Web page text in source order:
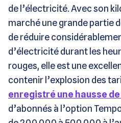
de l’électricité. Avec son
marché une grande partie
de réduire
d’électricité durant les
rouges, elle est une
contenir l’explosion des
enregistré une hausse de
d’abonnés à l’option